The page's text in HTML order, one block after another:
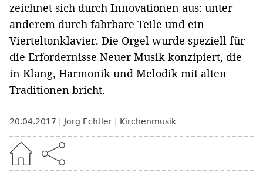
zeichnet sich durch Innovationen aus: unter
anderem durch fahrbare Teile und ein
Vierteltonklavier. Die Orgel wurde speziell für
die Erfordernisse Neuer Musik konzipiert, die
in Klang, Harmonik und Melodik mit alten
Traditionen bricht.
20.04.2017 Jörg Echtler Kirchenmusik